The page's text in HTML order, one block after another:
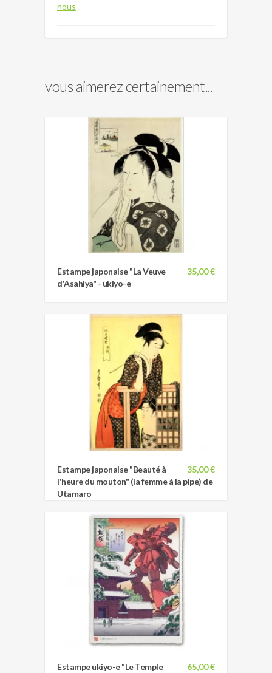
nous
vous aimerez certainement...
35,00 €
Estampe japonaise "La Veuve
d'Asahiya" - ukiyo-e
35,00 €
Estampe japonaise "Beauté à
l'heure du mouton" (la femme à la pipe) de
Utamaro
65,00 €
Estampe ukiyo-e "Le Temple